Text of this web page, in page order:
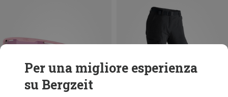
Per una migliore esperienza
su Bergzeit